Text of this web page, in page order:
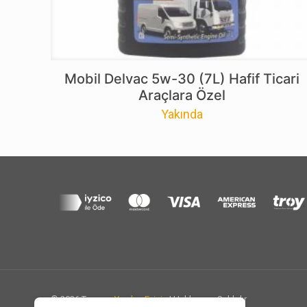
Mobil Delvac 5w-30 (7L) Hafif Ticari
Araçlara Özel
Yakında
© 2026 TasarımYazılım Eviniz| Haklarımız Saklıdır